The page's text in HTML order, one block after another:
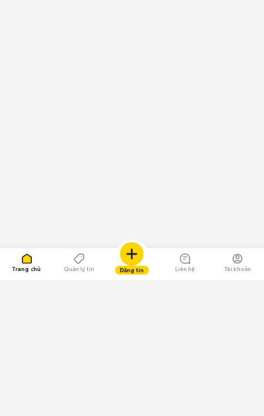
Trang chủ Quản lý tin Đăng tin Liên hệ Tài khoản